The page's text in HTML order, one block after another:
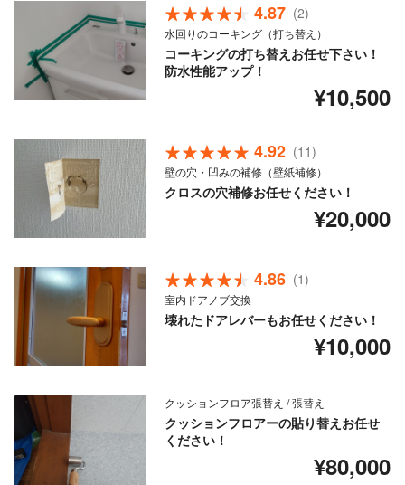
4.87 (2)
水回りのコーキング（打ち替え）
コーキングの打ち替えお任せ下さい！
防水性能アップ！
¥10,500
4.92 (11)
壁の穴・凹みの補修（壁紙補修）
クロスの穴補修お任せください！
¥20,000
4.86 (1)
室内ドアノブ交換
壊れたドアレバーもお任せください！
¥10,000
クッションフロア張替え / 張替え
クッションフロアーの貼り替えお任せ
ください！
¥80,000